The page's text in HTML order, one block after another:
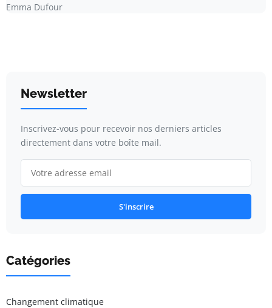
Emma Dufour
Newsletter
Inscrivez-vous pour recevoir nos derniers articles
directement dans votre boîte mail.
S'inscrire
Catégories
Changement climatique